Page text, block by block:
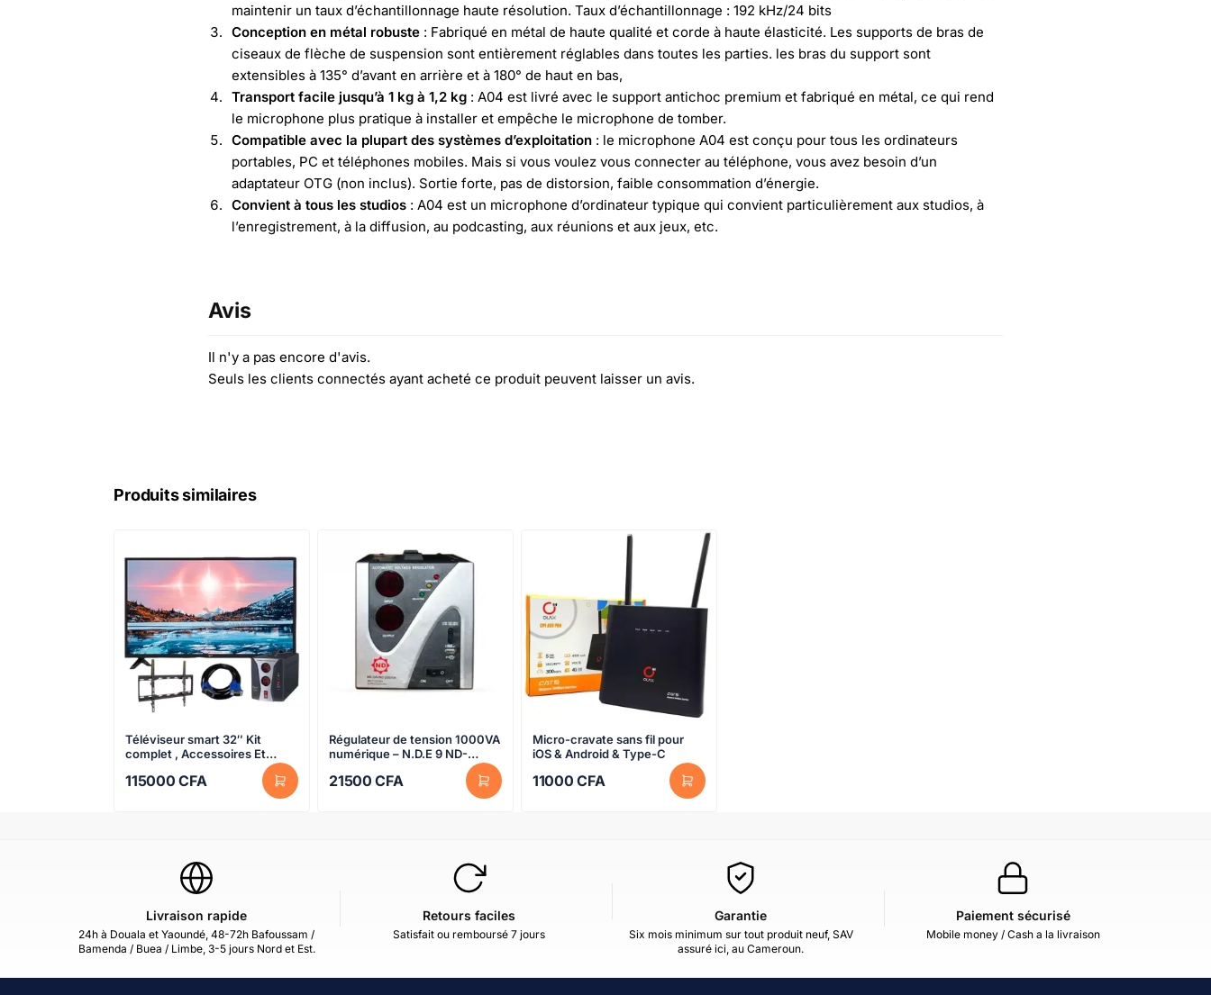
maintenir un taux d’échantillonnage haute résolution. Taux d’échantillonnage : 192 kHz/24 bits
Conception en métal robuste : Fabriqué en métal de haute qualité et corde à haute élasticité. Les supports de bras de
ciseaux de flèche de suspension sont entièrement réglables dans toutes les parties. les bras du support sont
extensibles à 135° d’avant en arrière et à 180° de haut en bas,
Transport facile jusqu’à 1 kg à 1,2 kg : A04 est livré avec le support antichoc premium et fabriqué en métal, ce qui rend
le microphone plus pratique à installer et empêche le microphone de tomber.
Compatible avec la plupart des systèmes d’exploitation : le microphone A04 est conçu pour tous les ordinateurs
portables, PC et téléphones mobiles. Mais si vous voulez vous connecter au téléphone, vous avez besoin d’un
adaptateur OTG (non inclus). Sortie forte, pas de distorsion, faible consommation d’énergie.
Convient à tous les studios : A04 est un microphone d’ordinateur typique qui convient particulièrement aux studios, à
l’enregistrement, à la diffusion, au podcasting, aux réunions et aux jeux, etc.
Avis
Il n'y a pas encore d'avis.
Seuls les clients connectés ayant acheté ce produit peuvent laisser un avis.
Produits similaires
Téléviseur smart 32″ Kit
complet , Accessoires Et
Régulateur De Tension Roch –
1000w – Noir – Garantie 06
115000CFA
Régulateur de tension 1000VA
numérique – N.D.E 9 ND-
garantie
21500CFA
Micro-cravate sans fil pour
iOS & Android & Type-C
11000CFA
Livraison rapide
24h à Douala et Yaoundé, 48-72h Bafoussam /
Bamenda / Buea / Limbe, 3-5 jours Nord et Est.
Retours faciles
Satisfait ou remboursé 7 jours
Garantie
Six mois minimum sur tout produit neuf, SAV
assuré ici, au Cameroun.
Paiement sécurisé
Mobile money / Cash a la livraison